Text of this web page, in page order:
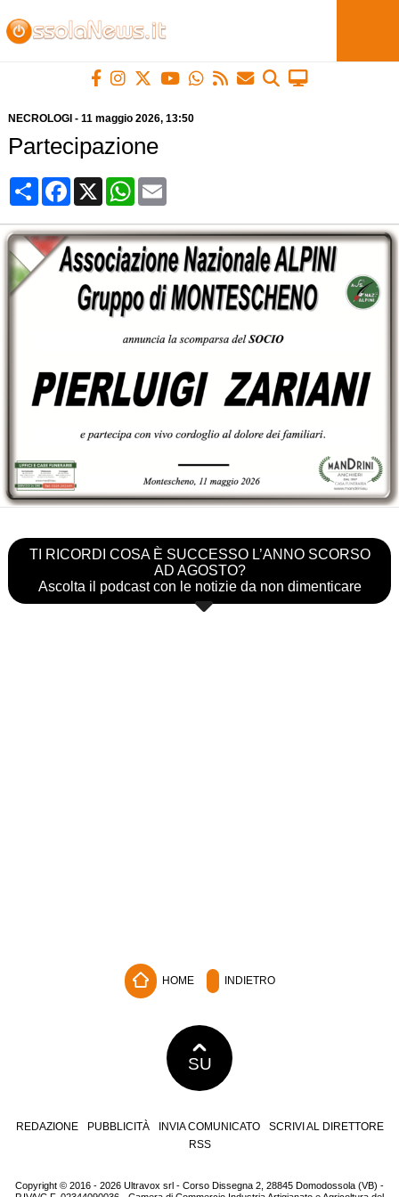
NECROLOGI - 11 maggio 2026, 13:50
Partecipazione
CondividiFacebook
X WhatsApp
Email
TI RICORDI COSA È SUCCESSO L’ANNO SCORSO
AD AGOSTO?
Ascolta il podcast con le notizie da non dimenticare
HOME INDIETRO
SU
REDAZIONE PUBBLICITÀ INVIA COMUNICATO
SCRIVI AL DIRETTORE
RSS
Copyright © 2016 - 2026 Ultravox srl - Corso Dissegna 2, 28845 Domodossola (VB) -